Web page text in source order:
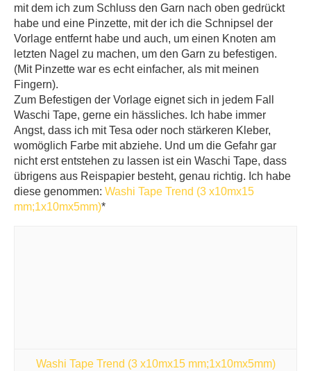
mit dem ich zum Schluss den Garn nach oben gedrückt
habe und eine Pinzette, mit der ich die Schnipsel der
Vorlage entfernt habe und auch, um einen Knoten am
letzten Nagel zu machen, um den Garn zu befestigen.
(Mit Pinzette war es echt einfacher, als mit meinen
Fingern).
Zum Befestigen der Vorlage eignet sich in jedem Fall
Waschi Tape, gerne ein hässliches. Ich habe immer
Angst, dass ich mit Tesa oder noch stärkeren Kleber,
womöglich Farbe mit abziehe. Und um die Gefahr gar
nicht erst entstehen zu lassen ist ein Waschi Tape, dass
übrigens aus Reispapier besteht, genau richtig. Ich habe
diese genommen: Washi Tape Trend (3 x10mx15
mm;1x10mx5mm)*
Washi Tape Trend (3 x10mx15 mm;1x10mx5mm)